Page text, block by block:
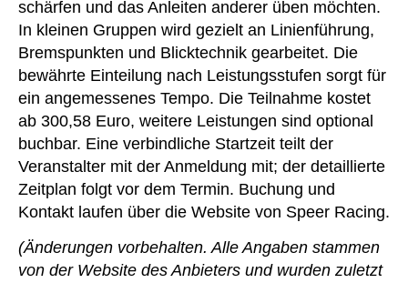
schärfen und das Anleiten anderer üben möchten.
In kleinen Gruppen wird gezielt an Linienführung,
Bremspunkten und Blicktechnik gearbeitet. Die
bewährte Einteilung nach Leistungsstufen sorgt für
ein angemessenes Tempo. Die Teilnahme kostet
ab 300,58 Euro, weitere Leistungen sind optional
buchbar. Eine verbindliche Startzeit teilt der
Veranstalter mit der Anmeldung mit; der detaillierte
Zeitplan folgt vor dem Termin. Buchung und
Kontakt laufen über die Website von Speer Racing.
(Änderungen vorbehalten. Alle Angaben stammen
von der Website des Anbieters und wurden zuletzt